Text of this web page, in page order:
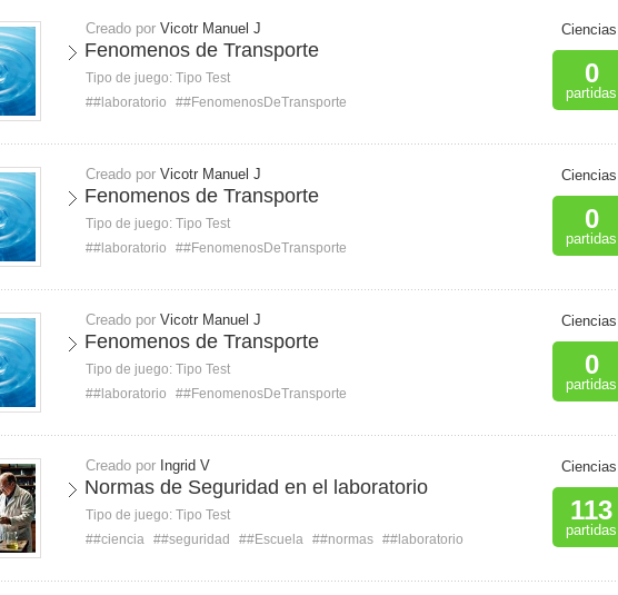
Creado por Vicotr Manuel J
Fenomenos de Transporte
Tipo de juego: Tipo Test
##laboratorio
##FenomenosDeTransporte
Ciencias
0
partidas
Creado por Vicotr Manuel J
Fenomenos de Transporte
Tipo de juego: Tipo Test
##laboratorio
##FenomenosDeTransporte
Ciencias
0
partidas
Creado por Vicotr Manuel J
Fenomenos de Transporte
Tipo de juego: Tipo Test
##laboratorio
##FenomenosDeTransporte
Ciencias
0
partidas
Creado por Ingrid V
Normas de Seguridad en el laboratorio
Tipo de juego: Tipo Test
##ciencia ##seguridad ##Escuela ##normas ##laboratorio
Ciencias
113
partidas